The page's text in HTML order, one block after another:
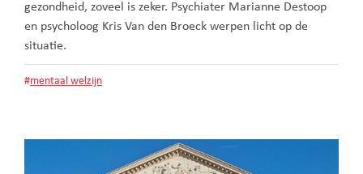
gezondheid, zoveel is zeker. Psychiater Marianne Destoop
en psycholoog Kris Van den Broeck werpen licht op de
situatie.
#mentaal welzijn